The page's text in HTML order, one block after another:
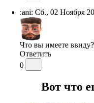
:ani: Сб., 02 Ноября
Что вы имеете
Ответить
0
Вот что